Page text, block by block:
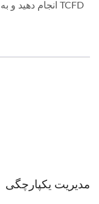
TCFD انجام دهید و به ساخت زنجیره تأمین پایدار ادامه دهید.
مدیریت یکپارچگی